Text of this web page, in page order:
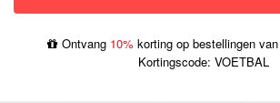
Ontvang 10% korting op bestellingen
Kortingscode: VOETBAL